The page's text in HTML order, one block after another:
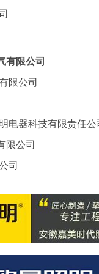
有限公司
限公司
电器科技有限责任公
限公司
司